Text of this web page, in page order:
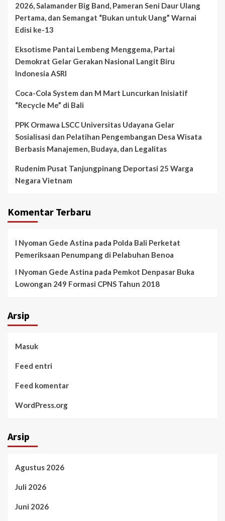
2026, Salamander Big Band, Pameran Seni Daur Ulang
Pertama, dan Semangat “Bukan untuk Uang” Warnai
Edisi ke-13
Eksotisme Pantai Lembeng Menggema, Partai
Demokrat Gelar Gerakan Nasional Langit Biru
Indonesia ASRI
Coca-Cola System dan M Mart Luncurkan Inisiatif
“Recycle Me” di Bali
PPK Ormawa LSCC Universitas Udayana Gelar
Sosialisasi dan Pelatihan Pengembangan Desa Wisata
Berbasis Manajemen, Budaya, dan Legalitas
Rudenim Pusat Tanjungpinang Deportasi 25 Warga
Negara Vietnam
Komentar Terbaru
I Nyoman Gede Astina pada Polda Bali Perketat
Pemeriksaan Penumpang di Pelabuhan Benoa
I Nyoman Gede Astina pada Pemkot Denpasar Buka
Lowongan 249 Formasi CPNS Tahun 2018
Arsip
Masuk
Feed entri
Feed komentar
WordPress.org
Arsip
Agustus 2026
Juli 2026
Juni 2026